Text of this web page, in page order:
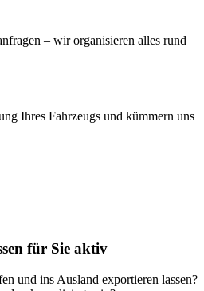
– wir organisieren alles rund
Ihres Fahrzeugs und kümmern uns
für Sie aktiv
und ins Ausland exportieren lassen?